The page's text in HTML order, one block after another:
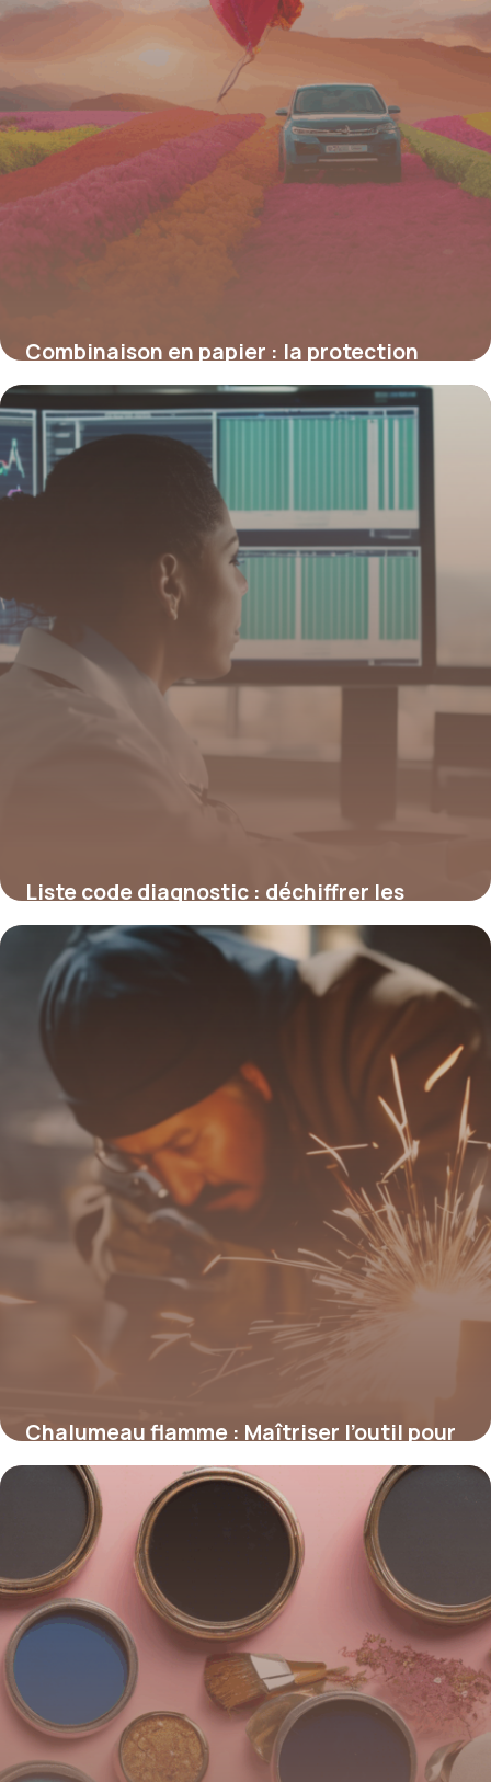
Combinaison en papier : la protection
légère et écologique à redécouvrir
4 juillet 2025
Liste code diagnostic : déchiffrer les
codes médicaux pour une meilleure
gestion en santé
4 juillet 2025
Chalumeau flamme : Maîtriser l’outil pour
des applications de précision
4 juillet 2025